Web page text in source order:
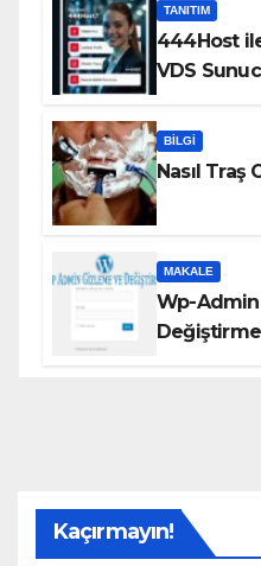
TANITIM
444Host
VDS
BILGI
Nasıl Traş
MAKALE
Wp-
Değiştirme
Kaçırmayın!